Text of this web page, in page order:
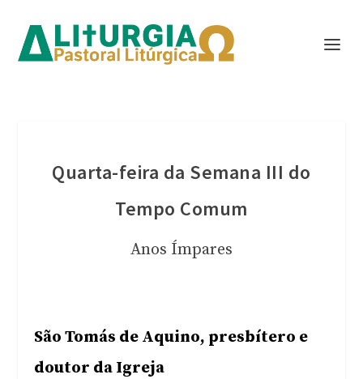
Quarta-feira da Semana III do
Tempo Comum
Anos Ímpares
São Tomás de Aquino, presbítero e
doutor da Igreja